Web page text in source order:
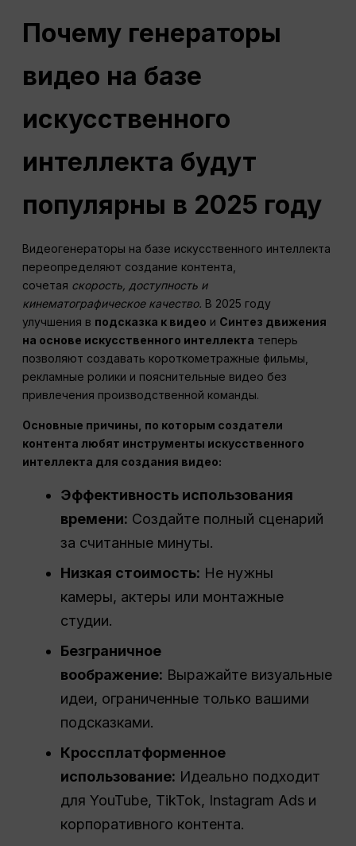
Почему генераторы
видео на базе
искусственного
интеллекта будут
популярны в 2025 году
Видеогенераторы на базе искусственного интеллекта
переопределяют создание контента,
сочетая скорость, доступность и
кинематографическое качество. В 2025 году
улучшения в подсказка к видео и Синтез движения
на основе искусственного интеллекта теперь
позволяют создавать короткометражные фильмы,
рекламные ролики и пояснительные видео без
привлечения производственной команды.
Основные причины, по которым создатели
контента любят инструменты искусственного
интеллекта для создания видео:
Эффективность использования
времени: Создайте полный сценарий
за считанные минуты.
Низкая стоимость: Не нужны
камеры, актеры или монтажные
студии.
Безграничное
воображение: Выражайте визуальные
идеи, ограниченные только вашими
подсказками.
Кроссплатформенное
использование: Идеально подходит
для YouTube, TikTok, Instagram Ads и
корпоративного контента.